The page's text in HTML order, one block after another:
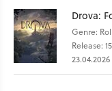
Drova:
Genre:
Release: